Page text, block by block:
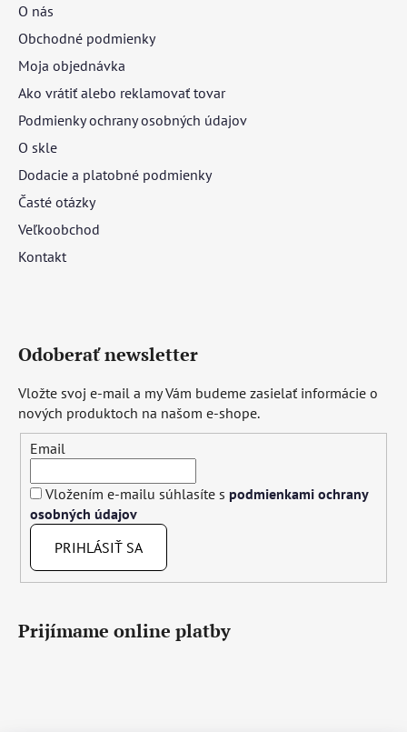
O nás
Obchodné podmienky
Moja objednávka
Ako vrátiť alebo reklamovať tovar
Podmienky ochrany osobných údajov
O skle
Dodacie a platobné podmienky
Časté otázky
Veľkoobchod
Kontakt
Odoberať newsletter
Vložte svoj e-mail a my Vám budeme zasielať informácie o
nových produktoch na našom e-shope.
Email
Vložením e-mailu súhlasíte s podmienkami ochrany
osobných údajov
PRIHLÁSIŤ SA
Prijímame online platby